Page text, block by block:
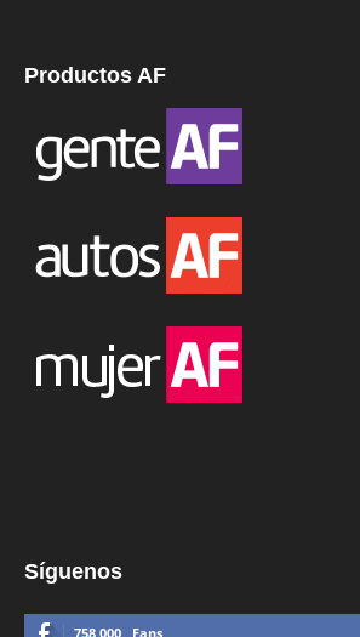
Productos AF
Síguenos
758,000 Fans